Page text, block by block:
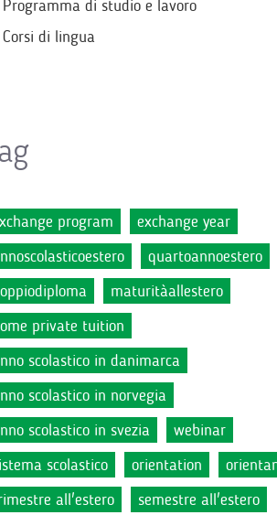
Programma di studio e lavoro
Corsi di lingua
program
exchange year
quartoannoestero
maturitàallestero
private tuition
scolastico in danimarca
scolastico in norvegia
scolastico in svezia
webinar
scolastico
orientation
all'estero
semestre all'estero